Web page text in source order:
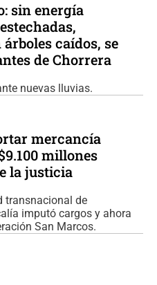
sin energía
caídos, se
de Chorrera
nuevas lluvias.
mercancía
millones
la justicia
transnacional de
imputó cargos y ahora
San Marcos.